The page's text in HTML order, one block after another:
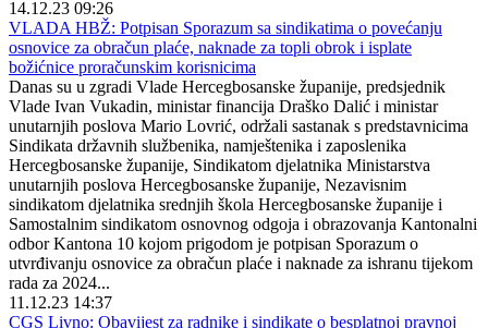
14.12.23 09:26
VLADA HBŽ: Potpisan Sporazum sa sindikatima o povećanju
osnovice za obračun plaće, naknade za topli obrok i isplate
božićnice proračunskim korisnicima
Danas su u zgradi Vlade Hercegbosanske županije, predsjednik
Vlade Ivan Vukadin, ministar financija Draško Dalić i ministar
unutarnjih poslova Mario Lovrić, održali sastanak s predstavnicima
Sindikata državnih službenika, namještenika i zaposlenika
Hercegbosanske županije, Sindikatom djelatnika Ministarstva
unutarnjih poslova Hercegbosanske županije, Nezavisnim
sindikatom djelatnika srednjih škola Hercegbosanske županije i
Samostalnim sindikatom osnovnog odgoja i obrazovanja Kantonalni
odbor Kantona 10 kojom prigodom je potpisan Sporazum o
utvrđivanju osnovice za obračun plaće i naknade za ishranu tijekom
rada za 2024...
11.12.23 14:37
CGS Livno: Obavijest za radnike i sindikate o besplatnoj pravnoj